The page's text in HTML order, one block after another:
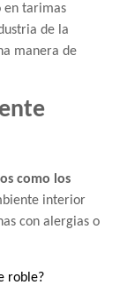
en tarimas
de la
manera de
como los
interior
con alergias o
roble?